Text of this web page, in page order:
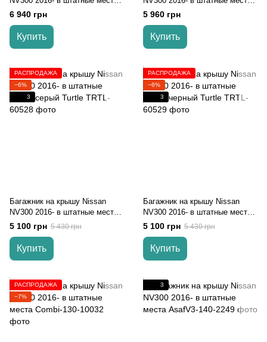
Wing
6 940 грн
Купить
Wing
5 960 грн
Купить
РАСПРОДАЖА
−6%
3
Багажник на крышу Nissan
NV300 2016- в штатные места
серый Turtle
5 100 грн 5 430 грн
Купить
РАСПРОДАЖА
−6%
3
Багажник на крышу Nissan
NV300 2016- в штатные места
черный Turtle
5 100 грн 5 430 грн
Купить
РАСПРОДАЖА
−7%
3